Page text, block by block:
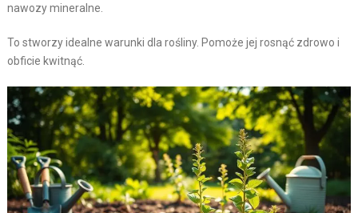
nawozy mineralne.
To stworzy idealne warunki dla rośliny. Pomoże jej rosnąć zdrowo i
obficie kwitnąć.